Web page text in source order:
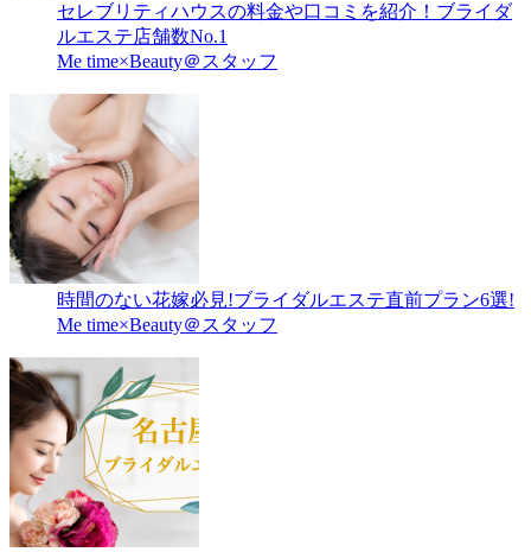
セレブリティハウスの料金や口コミを紹介！ブライダ
ルエステ店舗数No.1
Me time×Beauty＠スタッフ
時間のない花嫁必見!ブライダルエステ直前プラン6選!
Me time×Beauty＠スタッフ